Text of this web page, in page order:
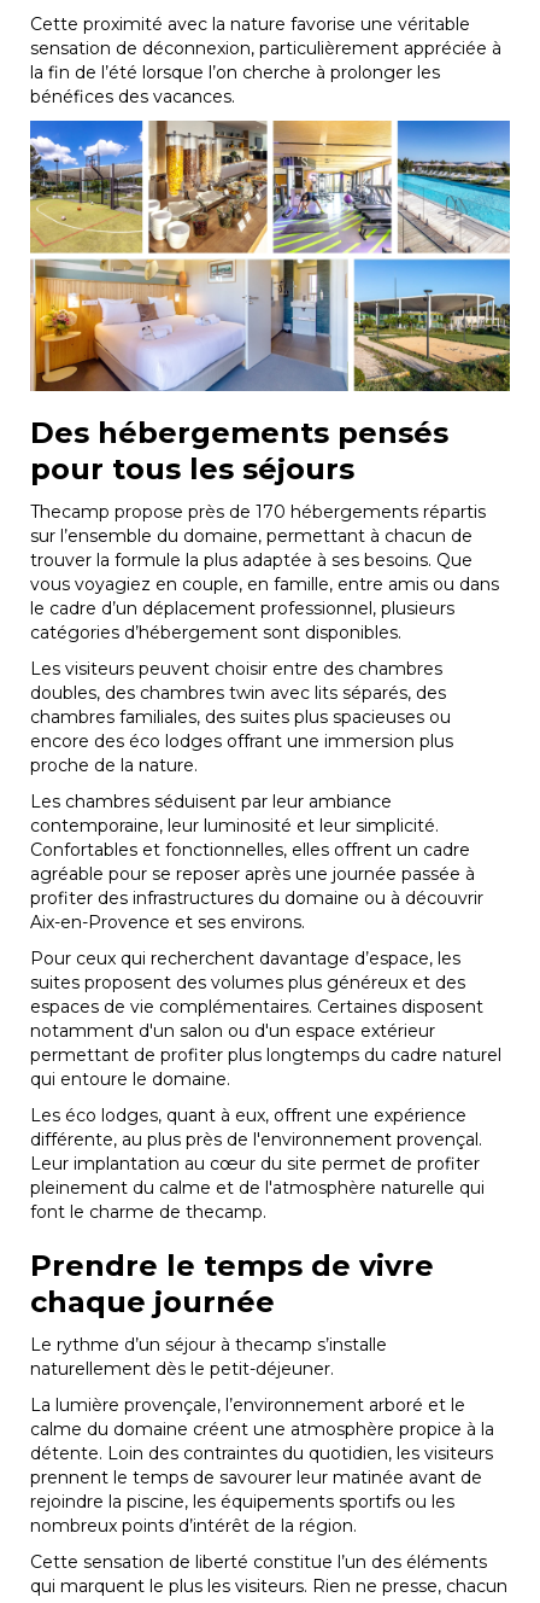
Cette proximité avec la nature favorise une véritable
sensation de déconnexion, particulièrement appréciée à
la fin de l’été lorsque l’on cherche à prolonger les
bénéfices des vacances.
Des hébergements pensés
pour tous les séjours
Thecamp propose près de 170 hébergements répartis
sur l’ensemble du domaine, permettant à chacun de
trouver la formule la plus adaptée à ses besoins. Que
vous voyagiez en couple, en famille, entre amis ou dans
le cadre d’un déplacement professionnel, plusieurs
catégories d’hébergement sont disponibles.
Les visiteurs peuvent choisir entre des chambres
doubles, des chambres twin avec lits séparés, des
chambres familiales, des suites plus spacieuses ou
encore des éco lodges offrant une immersion plus
proche de la nature.
Les chambres séduisent par leur ambiance
contemporaine, leur luminosité et leur simplicité.
Confortables et fonctionnelles, elles offrent un cadre
agréable pour se reposer après une journée passée à
profiter des infrastructures du domaine ou à découvrir
Aix-en-Provence et ses environs.
Pour ceux qui recherchent davantage d’espace, les
suites proposent des volumes plus généreux et des
espaces de vie complémentaires. Certaines disposent
notamment d'un salon ou d'un espace extérieur
permettant de profiter plus longtemps du cadre naturel
qui entoure le domaine.
Les éco lodges, quant à eux, offrent une expérience
différente, au plus près de l'environnement provençal.
Leur implantation au cœur du site permet de profiter
pleinement du calme et de l'atmosphère naturelle qui
font le charme de thecamp.
Prendre le temps de vivre
chaque journée
Le rythme d’un séjour à thecamp s’installe
naturellement dès le petit-déjeuner.
La lumière provençale, l’environnement arboré et le
calme du domaine créent une atmosphère propice à la
détente. Loin des contraintes du quotidien, les visiteurs
prennent le temps de savourer leur matinée avant de
rejoindre la piscine, les équipements sportifs ou les
nombreux points d’intérêt de la région.
Cette sensation de liberté constitue l’un des éléments
qui marquent le plus les visiteurs. Rien ne presse, chacun